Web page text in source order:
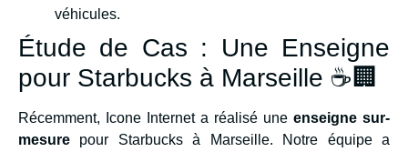
véhicules.
Étude de Cas : Une Enseigne
pour Starbucks à Marseille ☕🏢
Récemment, Icone Internet a réalisé une enseigne sur-
mesure pour Starbucks à Marseille. Notre équipe a